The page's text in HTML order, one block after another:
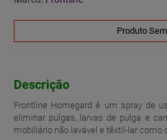
Produto
Descrição
Frontline Homegard é um spray de
eliminar pulgas, larvas de pulga e
mobiliário não lavável e têxtil-lar como